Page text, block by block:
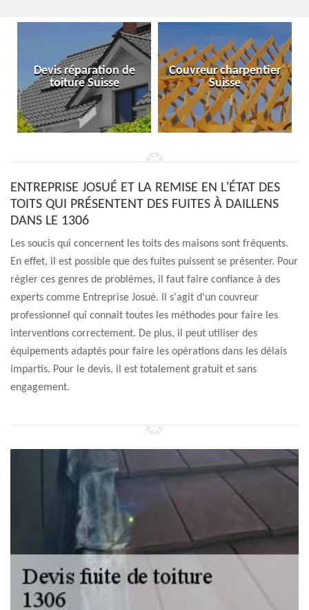
Devis réparation de
toiture Suisse
Couvreur charpentier
Suisse
ENTREPRISE JOSUÉ ET LA REMISE EN L'ÉTAT DES
TOITS QUI PRÉSENTENT DES FUITES À DAILLENS
DANS LE 1306
Les soucis qui concernent les toits des maisons sont fréquents.
En effet, il est possible que des fuites puissent se présenter. Pour
régler ces genres de problèmes, il faut faire confiance à des
experts comme Entreprise Josué. Il s'agit d'un couvreur
professionnel qui connait toutes les méthodes pour faire les
interventions correctement. De plus, il peut utiliser des
équipements adaptés pour faire les opérations dans les délais
impartis. Pour le devis, il est totalement gratuit et sans
engagement.